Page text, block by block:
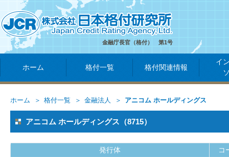
金融庁長官（格付） 第1号
ホーム 格付一覧 格付関連情報
イ
ホーム 格付一覧 金融法人 アニコム ホールディングス
アニコム ホールディングス（8715）
発行体 コ